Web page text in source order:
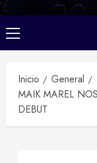
Menú
principal
Inicio
General
MAIK MAREL
DEBUT